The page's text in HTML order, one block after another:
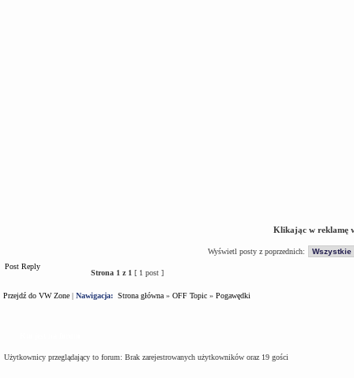
Klikając w reklamę
Wyświetl posty z poprzednich:
Post Reply
Strona 1 z 1 [ 1 post ]
Przejdź do VW Zone | Nawigacja: Strona główna » OFF Topic » Pogawędki
Użytkownicy przeglądający to forum: Brak zarejestrowanych użytkowników oraz 19 gości